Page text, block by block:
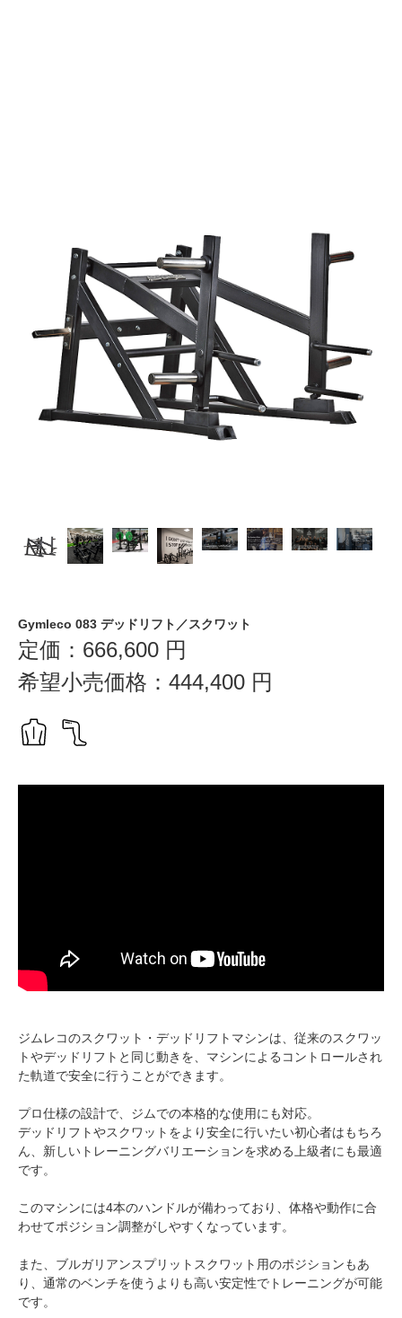
Gymleco 083 デッドリフト／スクワット
定価： 666,600 円
希望小売価格： 444,400 円
ジムレコのスクワット・デッドリフトマシンは、従来のスクワッ
トやデッドリフトと同じ動きを、マシンによるコントロールされ
た軌道で安全に行うことができます。
プロ仕様の設計で、ジムでの本格的な使用にも対応。
デッドリフトやスクワットをより安全に行いたい初心者はもちろ
ん、新しいトレーニングバリエーションを求める上級者にも最適
です。
このマシンには4本のハンドルが備わっており、体格や動作に合
わせてポジション調整がしやすくなっています。
また、ブルガリアンスプリットスクワット用のポジションもあ
り、通常のベンチを使うよりも高い安定性でトレーニングが可能
です。